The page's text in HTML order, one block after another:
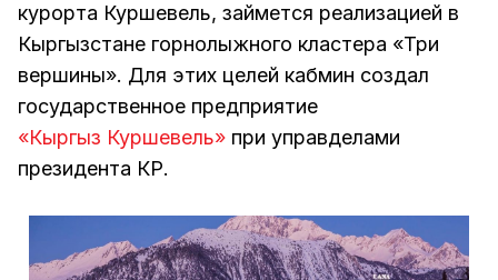
курорта Куршевель, займется реализацией в
Кыргызстане горнолыжного кластера «Три
вершины». Для этих целей кабмин создал
государственное предприятие
«Кыргыз Куршевель» при управделами
президента КР.